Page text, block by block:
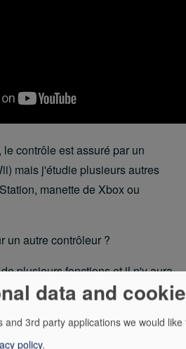
contrôle est assuré par un
mais j'étudie plusieurs autres
manette de Xbox ou
un autre contrôleur ?
plusieurs fonctions et il n'y aura
sur ce contrôleur.
de remonter certaines
de contrôle ne dispose pas
data and
and 3rd party applications we would
policy.